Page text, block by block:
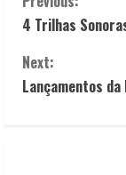
o
n
4 Trilhas
Next:
Lançamentos